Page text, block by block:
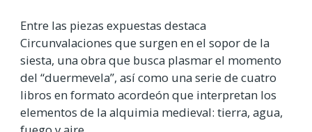
Entre las piezas expuestas destaca
Circunvalaciones que surgen en el sopor de la
siesta, una obra que busca plasmar el momento
del “duermevela”, así como una serie de cuatro
libros en formato acordeón que interpretan los
elementos de la alquimia medieval: tierra, agua,